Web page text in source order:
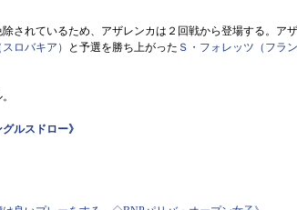
されているため、アザレンカは２回戦から登場する。ア
ロバキア） と予選を勝ち上がった Ｓ・フォレッツ（フラン
ルスドロー》